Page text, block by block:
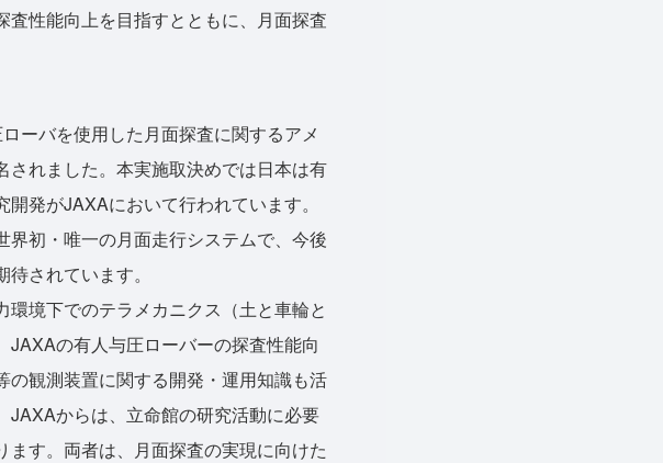
性能向上を目指すとともに、月面探査
ーバを使用した月面探査に関するアメ
されました。本実施取決めでは日本は有
発がJAXAにおいて行われています。
初・唯一の月面走行システムで、今後
されています。
境下でのテラメカニクス（土と車輪と
の有人与圧ローバーの探査性能向
観測装置に関する開発・運用知識も活
JAXAからは、立命館の研究活動に必要
す。両者は、月面探査の実現に向けた